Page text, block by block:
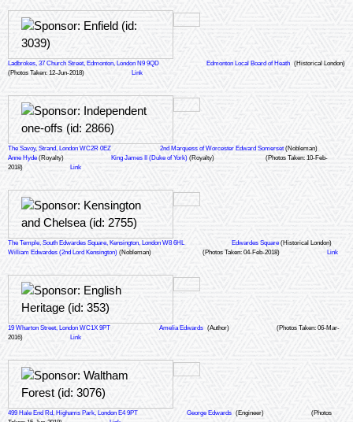
Ladbrokes, 37 Church Street, Edmonton, London N9 9QD Edmonton Local Board of Heath (Historical London)
(Photos Taken: 12-Jun-2018)
Link
The Savoy, Strand, London WC2R 0EZ 2nd Marquess of Worcester Edward Somerset (Nobleman)
Anne Hyde (Royalty) King James II (Duke of York) (Royalty)
(Photos Taken: 10-Feb-
2018)
Link
The Temple, South Edwardes Square, Kensington, London W8 6HL Edwardes Square (Historical London)
William Edwardes (2nd Lord Kensington) (Nobleman) (Photos Taken: 04-Feb-2018) Link
19 Wharton Street, London WC1X 9PT Amelia Edwards (Author)
(Photos Taken: 06-Mar-
2016)
Link
499 Hale End Rd, Highams Park, London E4 9PT George Edwards (Engineer)
(Photos